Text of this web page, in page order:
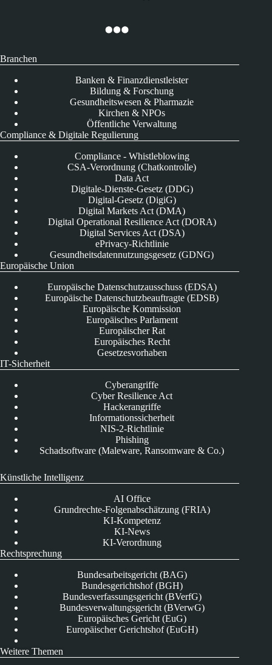
Branchen
Banken & Finanzdienstleister
Bildung & Forschung
Gesundheitswesen & Pharmazie
Kirchen & NPOs
Öffentliche Verwaltung
Compliance & Digitale Regulierung
Compliance - Whistleblowing
CSA-Verordnung (Chatkontrolle)
Data Act
Digitale-Dienste-Gesetz (DDG)
Digital-Gesetz (DigiG)
Digital Markets Act (DMA)
Digital Operational Resilience Act (DORA)
Digital Services Act (DSA)
ePrivacy-Richtlinie
Gesundheitsdatennutzungsgesetz (GDNG)
Europäische Union
Europäische Datenschutzausschuss (EDSA)
Europäische Datenschutzbeauftragte (EDSB)
Europäische Kommission
Europäisches Parlament
Europäischer Rat
Europäisches Recht
Gesetzesvorhaben
IT-Sicherheit
Cyberangriffe
Cyber Resilience Act
Hackerangriffe
Informationssicherheit
NIS-2-Richtlinie
Phishing
Schadsoftware (Maleware, Ransomware & Co.)
Künstliche Intelligenz
AI Office
Grundrechte-Folgenabschätzung (FRIA)
KI-Kompetenz
KI-News
KI-Verordnung
Rechtsprechung
Bundesarbeitsgericht (BAG)
Bundesgerichtshof (BGH)
Bundesverfassungsgericht (BVerfG)
Bundesverwaltungsgericht (BVerwG)
Europäisches Gericht (EuG)
Europäischer Gerichtshof (EuGH)
Weitere Themen